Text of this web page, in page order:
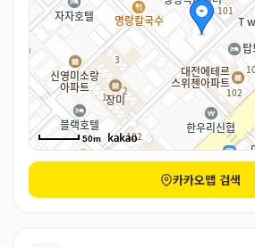
50m
카카오맵 검색